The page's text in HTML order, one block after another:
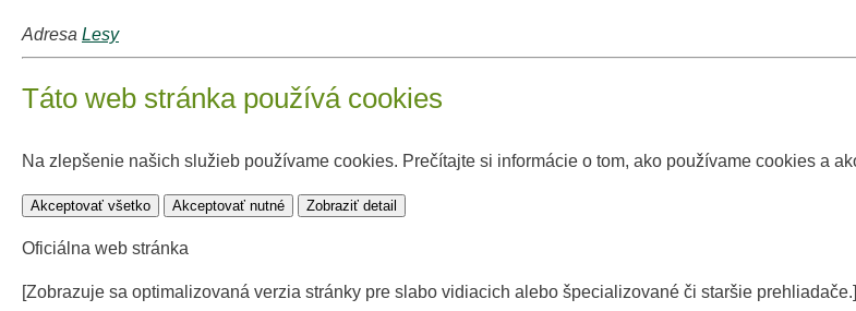
Adresa Lesy
Táto web stránka používá cookies
Na zlepšenie našich služieb používame cookies. Prečítajte si informácie o tom, ako používame cookies a
Akceptovať všetko Akceptovať nutné Zobraziť detail
Oficiálna web stránka
[Zobrazuje sa optimalizovaná verzia stránky pre slabo vidiacich alebo špecializované či staršie prehliadače.]